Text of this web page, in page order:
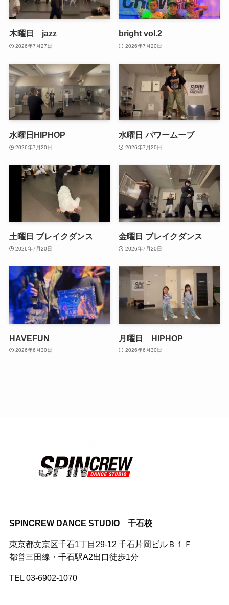
木曜日 jazz
2026年7月27日
bright vol.2
2026年7月20日
水曜日HIPHOP
2026年7月20日
水曜日 パワームーブ
2026年7月20日
土曜日 ブレイクダンス
2026年7月20日
金曜日 ブレイクダンス
2026年7月20日
HAVEFUN
2026年6月30日
月曜日 HIPHOP
2026年6月30日
SPINCREW DANCE STUDIO 千石校
東京都文京区千石1丁目29-12 千石片岡ビルＢ１Ｆ
都営三田線・千石駅A2出口徒歩1分
TEL 03-6902-1070